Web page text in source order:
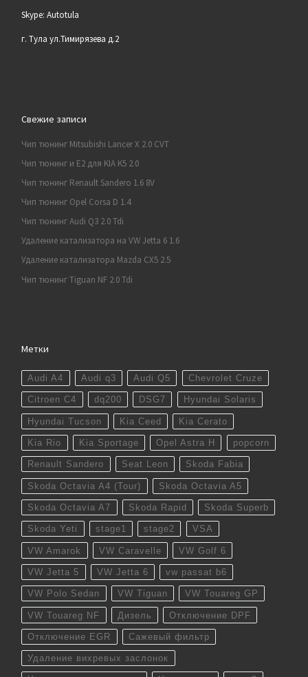
Skype: Autotula
г. Тула ул.Тимирязева д.2
Свежие записи
Чип тюнинг Mitsubishi Lancer X 2.0 CVT
Чип тюнинг и E2 для KIA K5 2.0
Чип тюнинг Renault Sandero 1.6 8V
Чип тюнинг Opel Corsa D 1.4
Чип тюнинг Audi Q3 2.0 Tdi
Удаление катализатора на VW Jetta 6 1.6
Удаление катализатора Mazda CX5 2.5
Чип тюнинг Tiguan NF 2.0 Tdi
Метки
Audi A4 Audi q3 Audi Q5 Chevrolet Cruze
Citroen C4 dq200 DSG7 Hyundai Solaris
Hyundai Tucson Kia Ceed Kia Cerato
Kia Rio Kia Sportage Opel Astra H popcorn
Renault Sandero Seat Leon Skoda Fabia
Skoda Octavia A4 (Tour) Skoda Octavia A5
Skoda Octavia A7 Skoda Rapid Skoda Superb
Skoda Yeti stage1 stage2 VSA
VW Amarok VW Caravelle VW Golf 6
VW Jetta 5 VW Jetta 6 vw passat b6
VW Polo Sedan VW Tiguan VW Touareg GP
VW Touareg NF Дизель Отключение DPF
Отключение EGR Сажевый фильтр
Удаление вихревых заслонок